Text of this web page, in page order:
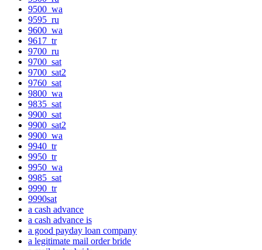
9500_wa
9595_ru
9600_wa
9617_tr
9700_ru
9700_sat
9700_sat2
9760_sat
9800_wa
9835_sat
9900_sat
9900_sat2
9900_wa
9940_tr
9950_tr
9950_wa
9985_sat
9990_tr
9990sat
a cash advance
a cash advance is
a good payday loan company
a legitimate mail order bride